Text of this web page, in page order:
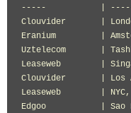
-----           |
Clouvider       |
Eranium         |
Uztelecom       |
Leaseweb        |
Clouvider       | Los
Leaseweb        |
Edgoo           |